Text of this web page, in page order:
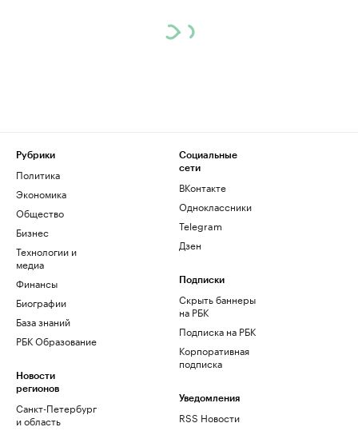
Рубрики
Политика
Экономика
Общество
Бизнес
Технологии и
медиа
Финансы
Биографии
База знаний
РБК Образование
Новости
регионов
Санкт-Петербург
и область
Социальные
сети
ВКонтакте
Одноклассники
Telegram
Дзен
Подписки
Скрыть баннеры
на РБК
Подписка на РБК
Корпоративная
подписка
Уведомления
RSS Новости